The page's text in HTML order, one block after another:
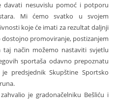
davati nesuvislu pomoć i potporu
Mi ćemo svatko u svojem
koje će imati za rezultat daljnji
promoviranje, postizanjem
način možemo nastaviti svjetlu
sportaša odavno prepoznatu
predsjednik Skupštine Sportsko
je gradonačelniku Bešliću i